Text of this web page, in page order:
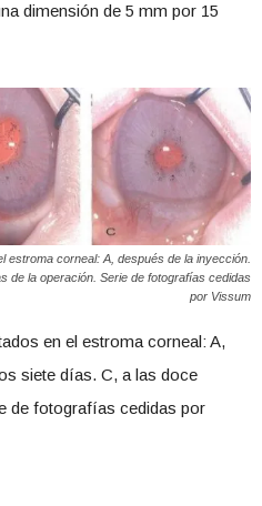
dimensión de 5 mm por 15
estroma corneal: A, después de la inyección.
de la operación. Serie de fotografías cedidas
por Vissum
en el estroma corneal: A,
siete días. C, a las doce
de fotografías cedidas por